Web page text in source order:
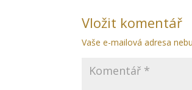
Vložit komentář
Vaše e-mailová adresa